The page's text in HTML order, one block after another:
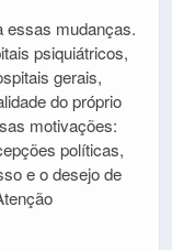
essas mudanças.
psiquiátricos,
gerais,
do próprio
motivações:
políticas,
e o desejo de